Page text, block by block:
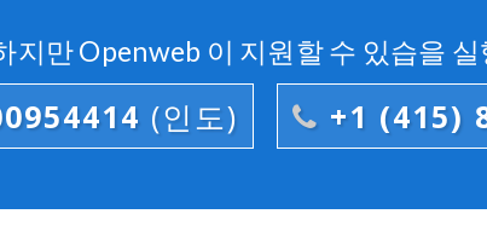
지만 Openweb 이 지원할 수 있습을
(인도) +1 (415)